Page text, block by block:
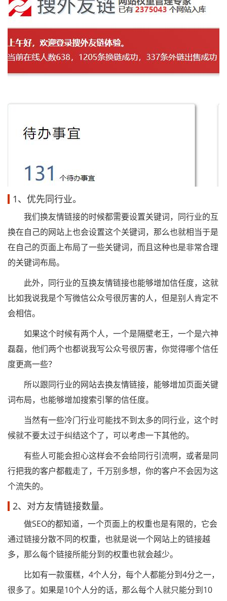
1、优先同行业。
我们换友情链接的时候都需要设置关键词，同行业的互
换在自己的网站上也会设置这个关键词，那么也就相当于是
在自己的页面上布局了一些关键词，而且这种也是非常合理
的关键词布局。
此外，同行业的互换友情链接也能够增加信任度，这就
比如我说我是个写微信公众号很厉害的人，但是别人肯定不
会相信。
如果这个时候有两个人，一个是隔壁老王，一个是六神
磊磊，他们两个也都说我写公众号很厉害，你觉得哪个信任
度更高一些？
所以跟同行业的网站去换友情链接，能够增加页面关键
词布局，也能够增加搜索引擎的信任度。
当然有一些冷门行业可能找不到太多的同行业，这个时
候就不要太过于纠结这个了，可以考虑一下其他的。
有些人可能会担心这样会不会给同行引流啊，或者是同
行把我的客户都截走了，千万别多想，你的客户不会因为这
个流失的。
2、对方友情链接数量。
做SEO的都知道，一个页面上的权重也是有限的，它会
通过链接分散不同的权重，也就是说一个网站上的链接越
多，那么每个链接所能分到的权重也就会越少。
比如有一款蛋糕，4个人分，每个人都能分到4分之一，
很多了。如果是10个人分的话，那么每个人就只能分到10